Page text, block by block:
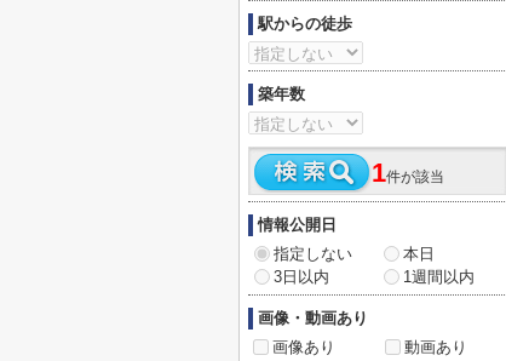
駅からの徒歩
築年数
1件が該当
情報公開日
指定しない
本日
3日以内
1週間以内
画像・動画あり
画像あり
動画あり